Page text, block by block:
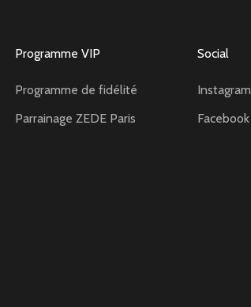
Programme VIP
Programme de fidélité
Parrainage ZEDE Paris
Social
Instagram
Facebook